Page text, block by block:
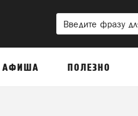
АФИША ПОЛЕЗНО